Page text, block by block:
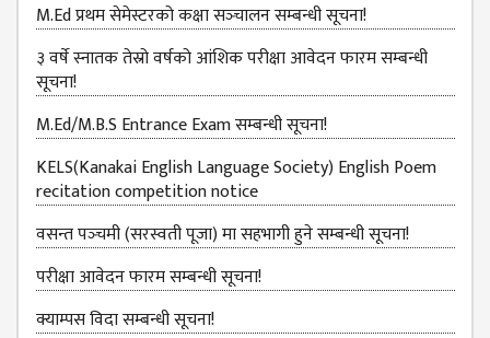
SELF-
ASSESSMENT
TEAM (SAT)
INTERNAL
QUALITY
ASSURANCE
COMMITTEE
(IQAC)
SCHOLARSHIP
& STUDENTS
ASSISTANCE
COMMITTEE
M.Ed प्रथम सेमेस्टरको कक्षा सञ्‍चालन सम्बन्धी सूचना!
३ वर्षे स्नातक तेस्रो वर्षको आंशिक परीक्षा आवेदन फारम सम्बन्धी
सूचना!
M.Ed/M.B.S Entrance Exam सम्बन्धी सूचना!
KELS(Kanakai English Language Society) English Poem
recitation competition notice
वसन्त पञ्‍चमी (सरस्वती पूजा) मा सहभागी हुने सम्बन्धी सूचना!
परीक्षा आवेदन फारम सम्बन्धी सूचना!
क्याम्पस विदा सम्बन्धी सूचना!